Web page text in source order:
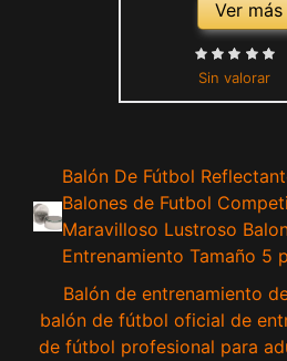
Ver más
Sin valorar
Balón De Fútbol
Balones de Futbol
Maravilloso Lustroso
Entrenamiento Tamaño 5
Balón de entrenamiento
balón de fútbol oficial de
de fútbol profesional para